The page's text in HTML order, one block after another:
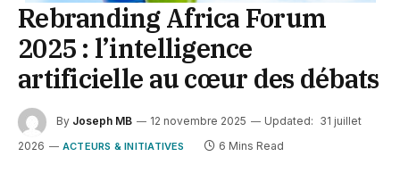
Rebranding Africa Forum
2025 : l’intelligence
artificielle au cœur des débats
By Joseph MB 12 novembre 2025 Updated: 31 juillet
2026
ACTEURS & INITIATIVES 6 Mins Read